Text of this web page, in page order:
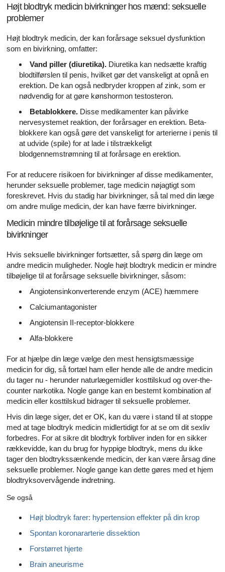
Højt blodtryk medicin bivirkninger hos mænd: seksuelle
problemer
Højt blodtryk medicin, der kan forårsage seksuel dysfunktion
som en bivirkning, omfatter:
Vand piller (diuretika). Diuretika kan nedsætte kraftig
blodtilførslen til penis, hvilket gør det vanskeligt at opnå en
erektion. De kan også nedbryder kroppen af ​​zink, som er
nødvendig for at gøre kønshormon testosteron.
Betablokkere. Disse medikamenter kan påvirke
nervesystemet reaktion, der forårsager en erektion. Beta-
blokkere kan også gøre det vanskeligt for arterierne i penis til
at udvide (spile) for at lade i tilstrækkeligt
blodgennemstrømning til at forårsage en erektion.
For at reducere risikoen for bivirkninger af disse medikamenter,
herunder seksuelle problemer, tage medicin nøjagtigt som
foreskrevet. Hvis du stadig har bivirkninger, så tal med din læge
om andre mulige medicin, der kan have færre bivirkninger.
Medicin mindre tilbøjelige til at forårsage seksuelle
bivirkninger
Hvis seksuelle bivirkninger fortsætter, så spørg din læge om
andre medicin muligheder. Nogle højt blodtryk medicin er mindre
tilbøjelige til at forårsage seksuelle bivirkninger, såsom:
Angiotensinkonverterende enzym (ACE) hæmmere
Calciumantagonister
Angiotensin II-receptor-blokkere
Alfa-blokkere
For at hjælpe din læge vælge den mest hensigtsmæssige
medicin for dig, så fortæl ham eller hende alle de andre medicin
du tager nu - herunder naturlægemidler kosttilskud og over-the-
counter narkotika. Nogle gange kan en bestemt kombination af
medicin eller kosttilskud bidrager til seksuelle problemer.
Hvis din læge siger, det er OK, kan du være i stand til at stoppe
med at tage blodtryk medicin midlertidigt for at se om dit sexliv
forbedres. For at sikre dit blodtryk forbliver inden for en sikker
rækkevidde, kan du brug for hyppige blodtryk, mens du ikke
tager den blodtrykssænkende medicin, der kan være årsag dine
seksuelle problemer. Nogle gange kan dette gøres med et hjem
blodtryksovervågende indretning.
Se også
Højt blodtryk farer: hypertension effekter på din krop
Spontan koronararterie dissektion
Forstørret hjerte
Brain aneurisme